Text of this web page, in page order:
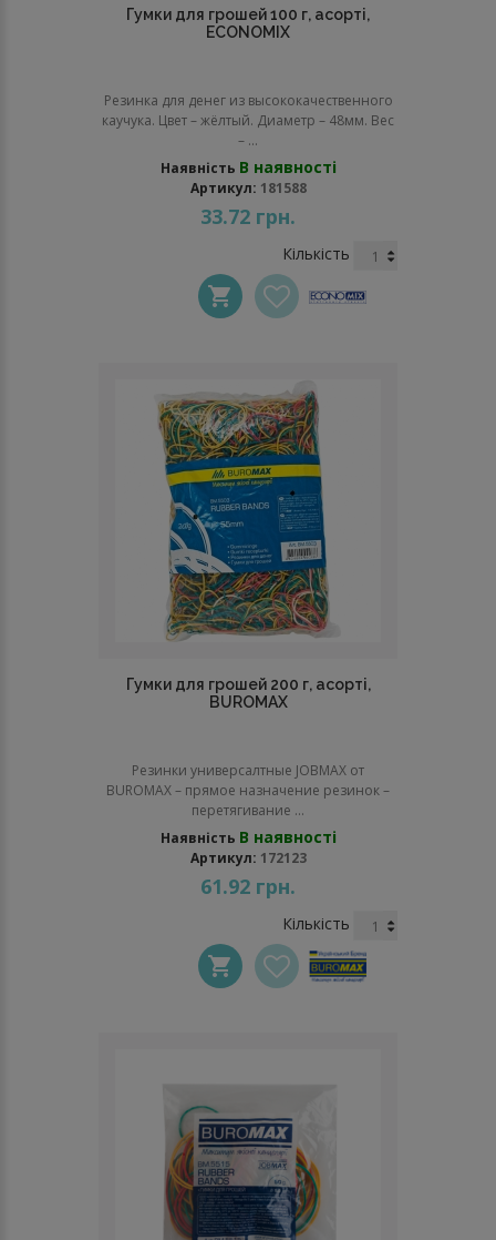
Гумки для грошей 100 г, асорті,
ECONOMIX
Резинка для денег из высококачественного
каучука. Цвет – жёлтый. Диаметр – 48мм. Вес
– ...
Наявність В наявності
Артикул: 181588
33.72 грн.
Кількість
Гумки для грошей 200 г, асорті,
BUROMAX
Резинки универсалтные JOBMAX от
BUROMAX – прямое назначение резинок –
перетягивание ...
Наявність В наявності
Артикул: 172123
61.92 грн.
Кількість